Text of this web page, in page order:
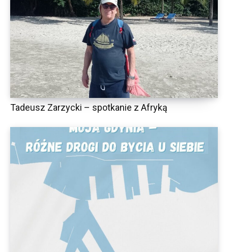
Tadeusz Zarzycki – spotkanie z Afryką